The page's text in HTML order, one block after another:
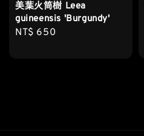
美葉火筒樹 Leea
guineensis 'Burgundy'
Regular
NT$ 650